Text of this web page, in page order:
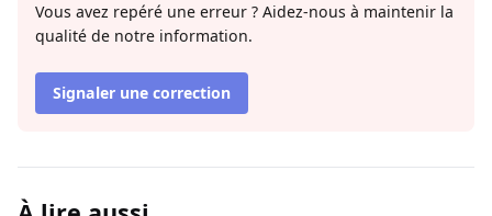
Vous avez repéré une erreur ? Aidez-nous à maintenir la
qualité de notre information.
Signaler une correction